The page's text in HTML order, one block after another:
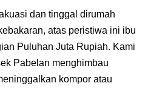
dan tinggal dirumah
atas peristiwa ini ibu
Puluhan Juta Rupiah. Kami
Pabelan menghimbau
kompor atau